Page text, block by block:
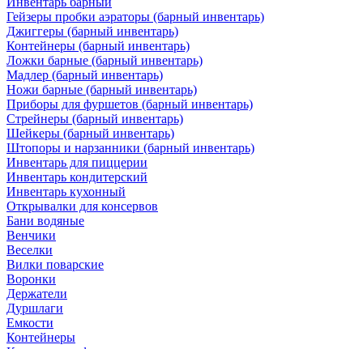
Гейзеры пробки аэраторы (барный инвентарь)
Джиггеры (барный инвентарь)
Контейнеры (барный инвентарь)
Ложки барные (барный инвентарь)
Мадлер (барный инвентарь)
Ножи барные (барный инвентарь)
Приборы для фуршетов (барный инвентарь)
Стрейнеры (барный инвентарь)
Шейкеры (барный инвентарь)
Штопоры и нарзанники (барный инвентарь)
Инвентарь для пиццерии
Инвентарь кондитерский
Инвентарь кухонный
Открывалки для консервов
Бани водяные
Венчики
Веселки
Вилки поварские
Воронки
Держатели
Дуршлаги
Емкости
Контейнеры